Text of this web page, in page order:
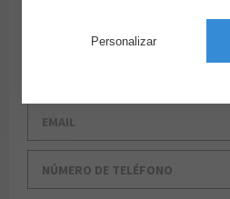
Personalizar